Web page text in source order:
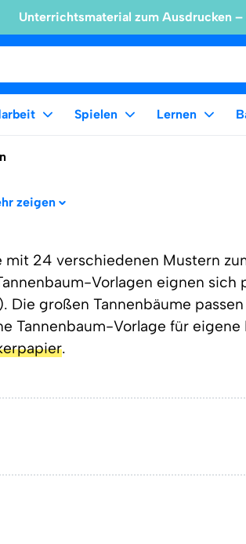
Unterrichtsmaterial zum Ausdrucken
Spielen Lernen
zeigen
24 verschiedenen Mustern
Vorlagen eignen sich
großen Tannenbäume
Tannenbaum-Vorlage für eigene
.